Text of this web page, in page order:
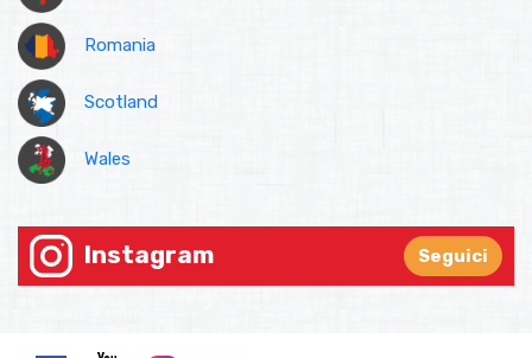
Romania
Scotland
Wales
Instagram Seguici